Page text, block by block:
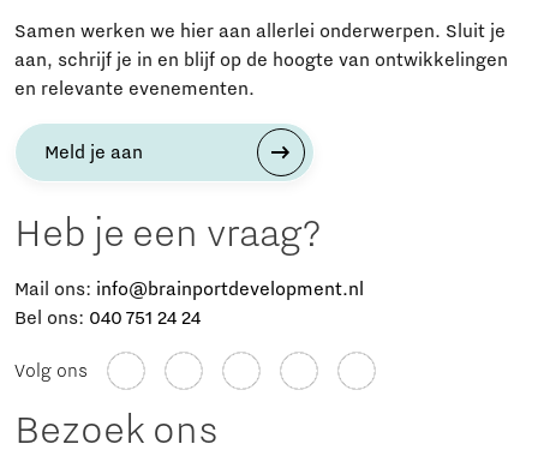
Samen werken we hier aan allerlei onderwerpen. Sluit je
aan, schrijf je in en blijf op de hoogte van ontwikkelingen
en relevante evenementen.
Meld je aan
Heb je een vraag?
Mail ons: info@brainportdevelopment.nl
Bel ons: 040 751 24 24
Volg ons
Bezoek ons